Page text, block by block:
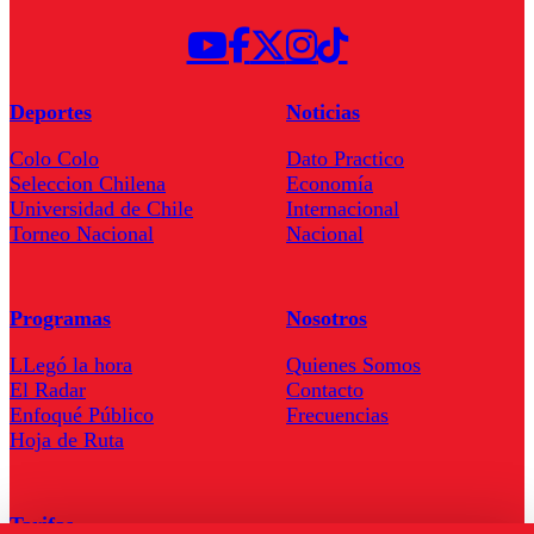
Deportes
Colo Colo
Seleccion Chilena
Universidad de Chile
Torneo Nacional
Noticias
Dato Practico
Economía
Internacional
Nacional
Programas
LLegó la hora
El Radar
Enfoqué Público
Hoja de Ruta
Nosotros
Quienes Somos
Contacto
Frecuencias
Tarifas